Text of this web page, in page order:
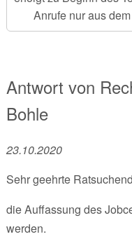
Anrufe nur aus
Antwort von
Bohle
23.10.2020
Sehr geehrte
die Auffassung des
werden.